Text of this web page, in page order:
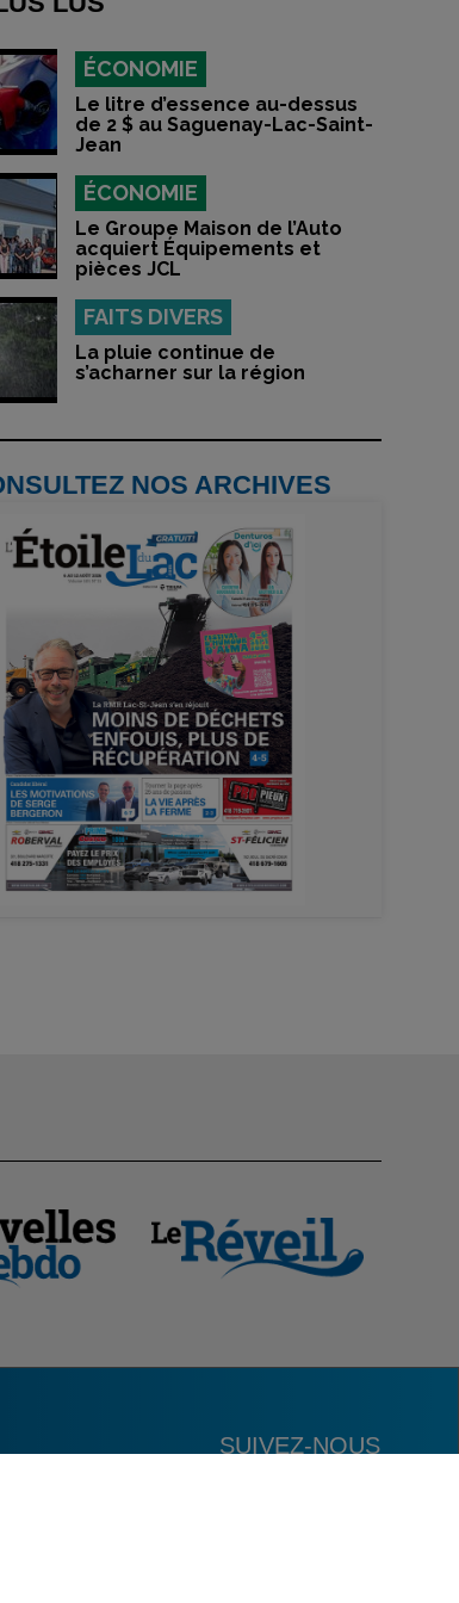
ÉCONOMIE
Le litre d’essence au-dessus
de 2 $ au Saguenay-Lac-Saint-
Jean
ÉCONOMIE
Le Groupe Maison de l’Auto
acquiert Équipements et
pièces JCL
FAITS DIVERS
La pluie continue de
s’acharner sur la région
NOS ARCHIVES
SUIVEZ-NOUS